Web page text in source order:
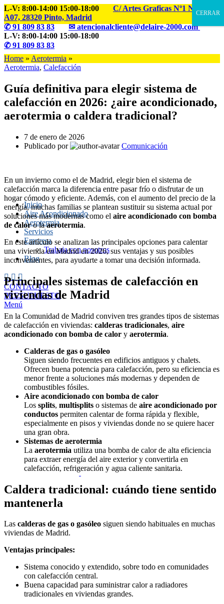
L-V: 8:00-14:00 15:00-18:00 C/ Artes Graficas Nº1 Nave
A07, 28320 Pinto, Madrid
✆91 809 83 83
✉ atencionalcliente@delaire-2000.com
L-V: 8:00-14:00 15:00-18:00
✆91 809 83 83
Inicio
Aire Acondicionado
Aerotermia
Servicios
Empresa
Trabaja con nosotros
Blog
CONTACTO
PRESUPUESTO
Menú
Home » Aerotermia »
Aerotermia, Calefacción
Guía definitiva para elegir sistema de
calefacción en 2026: ¿aire acondicionado,
aerotermia o caldera tradicional?
7 de enero de 2026
Publicado por
Comunicación
En un invierno como el de Madrid, elegir bien el sistema de
calefacción marca la diferencia entre pasar frío o disfrutar de un
hogar cómodo y eficiente. Además, con el aumento del precio de la
energía, muchas familias se plantean sustituir su sistema actual por
soluciones más modernas como el aire acondicionado con bomba
de caloro laaerotermia.
En este artículo se analizan las principales opciones para calentar
una vivienda en Madrid en 2026, sus ventajas y sus posibles
inconvenientes, para ayudarte a tomar una decisión informada.
Principales sistemas de calefacción en
viviendas de Madrid
En la Comunidad de Madrid conviven tres grandes tipos de sistemas
de calefacción en viviendas: calderas tradicionales, aire
acondicionado con bomba de calor y aerotermia.
Calderas de gas o gasóleo
Siguen siendo frecuentes en edificios antiguos y chalets.
Ofrecen buena potencia para calefacción, pero su eficiencia es
menor frente a soluciones más modernas y dependen de
combustibles fósiles.
Aire acondicionado con bomba de calor
Los splits, multisplits o sistemas de aire acondicionado por
conductos permiten calentar de forma rápida y flexible,
especialmente en pisos y viviendas donde no se quiere hacer
una gran obra.
Sistemas de aerotermia
La aerotermia utiliza una bomba de calor de alta eficiencia
para extraer energía del aire exterior y convertirla en
calefacción, refrigeración y agua caliente sanitaria.
Caldera tradicional: cuándo tiene sentido
mantenerla
Las calderas de gas o gasóleo siguen siendo habituales en muchas
viviendas de Madrid.
Ventajas principales:
Sistema conocido y extendido, sobre todo en comunidades
con calefacción central.
Buena capacidad para suministrar calor a radiadores
tradicionales en viviendas grandes.
CERRAR